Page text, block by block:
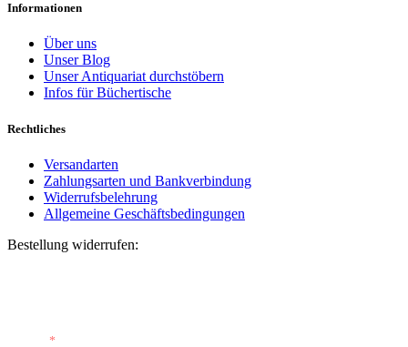
Informationen
Über uns
Unser Blog
Unser Antiquariat durchstöbern
Infos für Büchertische
Rechtliches
Versandarten
Zahlungsarten und Bankverbindung
Widerrufsbelehrung
Allgemeine Geschäftsbedingungen
Bestellung widerrufen:
*